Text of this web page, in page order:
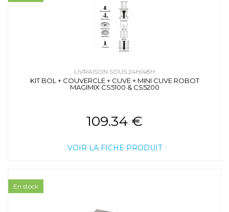
LIVRAISON SOUS 24H/48H
KIT BOL + COUVERCLE + CUVE + MINI CUVE ROBOT
MAGIMIX CS5100 & CS5200
109.34 €
VOIR LA FICHE PRODUIT
En stock